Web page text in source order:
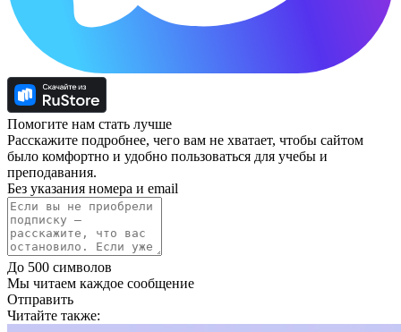
Помогите нам стать лучше
Расскажите подробнее, чего вам не хватает, чтобы сайтом
было комфортно и удобно пользоваться для учебы и
преподавания.
Без указания номера и email
До 500 символов
Мы читаем каждое сообщение
Отправить
Читайте также: